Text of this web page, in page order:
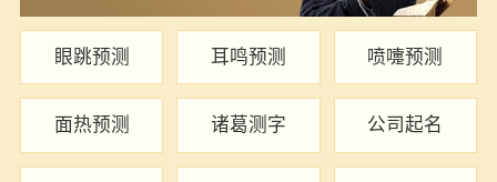
眼跳预测 耳鸣预测 喷嚏预测
面热预测 诸葛测字 公司起名